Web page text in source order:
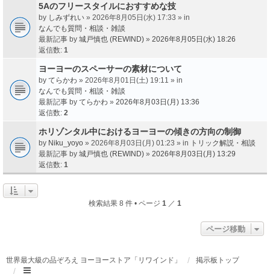
5Aのフリースタイルにおすすめな技
by しみずれい » 2026年8月05日(水) 17:33 » in
なんでも質問・相談・雑談
最新記事 by 城戸慎也 (REWIND) » 2026年8月05日(水) 18:26
返信数: 1
ヨーヨーのスペーサーの素材について
by てらかわ » 2026年8月01日(土) 19:11 » in
なんでも質問・相談・雑談
最新記事 by てらかわ » 2026年8月03日(月) 13:36
返信数: 2
ホリゾンタル中におけるヨーヨーの傾きの方向の制御
by Niku_yoyo » 2026年8月03日(月) 01:23 » in トリック解説・相談
最新記事 by 城戸慎也 (REWIND) » 2026年8月03日(月) 13:29
返信数: 1
検索結果 8 件 • ページ 1 ／ 1
ページ移動
世界最大級の品ぞろえ ヨーヨーストア「リワインド」 掲示板トップ